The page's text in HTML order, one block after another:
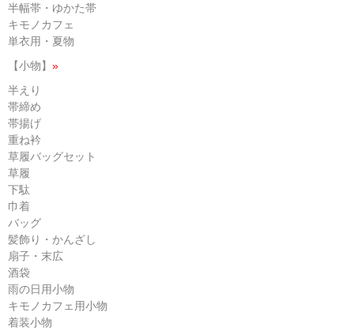
半幅帯・ゆかた帯
キモノカフェ
単衣用・夏物
【小物】 »
半えり
帯締め
帯揚げ
重ね衿
草履バッグセット
草履
下駄
巾着
バッグ
髪飾り・かんざし
扇子・末広
酒袋
雨の日用小物
キモノカフェ用小物
着装小物